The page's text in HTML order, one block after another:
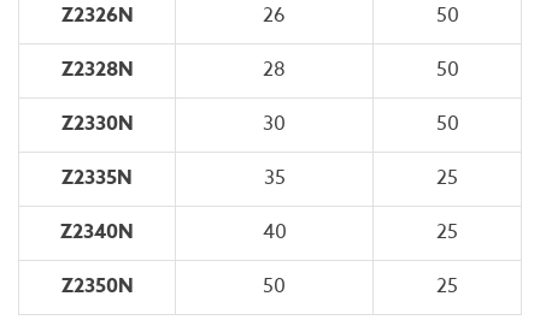
Z2326N
26
50
Z2328N
28
50
Z2330N
30
50
Z2335N
35
25
Z2340N
40
25
Z2350N
50 25